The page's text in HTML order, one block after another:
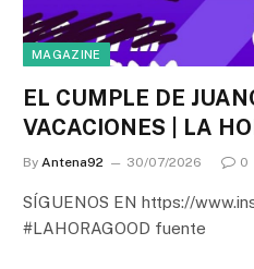
MAGAZINE
EL CUMPLE DE
VACACIONES | LA
By Antena92 30/07/2026 0
SÍGUENOS EN https://
#LAHORAGOOD fuente